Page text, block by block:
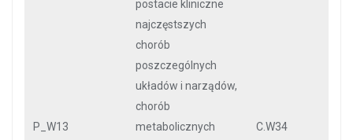
P_W13
postacie kliniczne
najczęstszych
chorób
poszczególnych
układów i narządów,
chorób
metabolicznych
C.W34